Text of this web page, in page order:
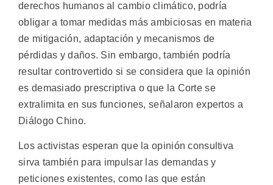
derechos humanos al cambio climático, podría
obligar a tomar medidas más ambiciosas en materia
de mitigación, adaptación y mecanismos de
pérdidas y daños. Sin embargo, también podría
resultar controvertido si se considera que la opinión
es demasiado prescriptiva o que la Corte se
extralimita en sus funciones, señalaron expertos a
Diálogo Chino.
Los activistas esperan que la opinión consultiva
sirva también para impulsar las demandas y
peticiones existentes, como las que están